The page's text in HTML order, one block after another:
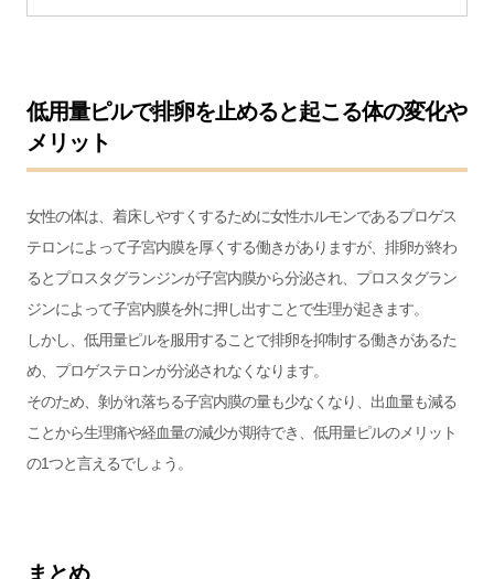
低用量ピルで排卵を止めると起こる体の変化や
メリット
女性の体は、着床しやすくするために女性ホルモンであるプロゲス
テロンによって子宮内膜を厚くする働きがありますが、排卵が終わ
るとプロスタグランジンが子宮内膜から分泌され、プロスタグラン
ジンによって子宮内膜を外に押し出すことで生理が起きます。
しかし、低用量ピルを服用することで排卵を抑制する働きがあるた
め、プロゲステロンが分泌されなくなります。
そのため、剝がれ落ちる子宮内膜の量も少なくなり、出血量も減る
ことから生理痛や経血量の減少が期待でき、低用量ピルのメリット
の1つと言えるでしょう。
まとめ